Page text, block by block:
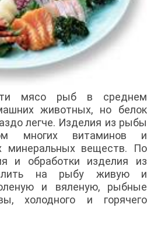
мясо рыб в среднем
животных, но белок
легче. Изделия из рыбы
многих витаминов и
минеральных веществ. По
и обработки изделия из
на рыбу живую и
и вяленую, рыбные
холодного и горячего